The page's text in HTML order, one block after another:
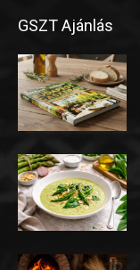
GSZT Ajánlás